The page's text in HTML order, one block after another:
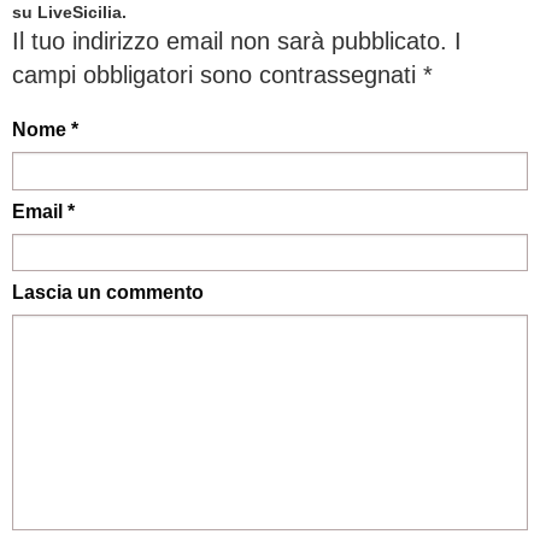
su LiveSicilia.
Il tuo indirizzo email non sarà pubblicato. I
campi obbligatori sono contrassegnati *
Nome *
Email *
Lascia un commento